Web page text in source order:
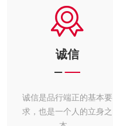
诚信
诚信是品行端正的基本要
求，也是一个人的立身之